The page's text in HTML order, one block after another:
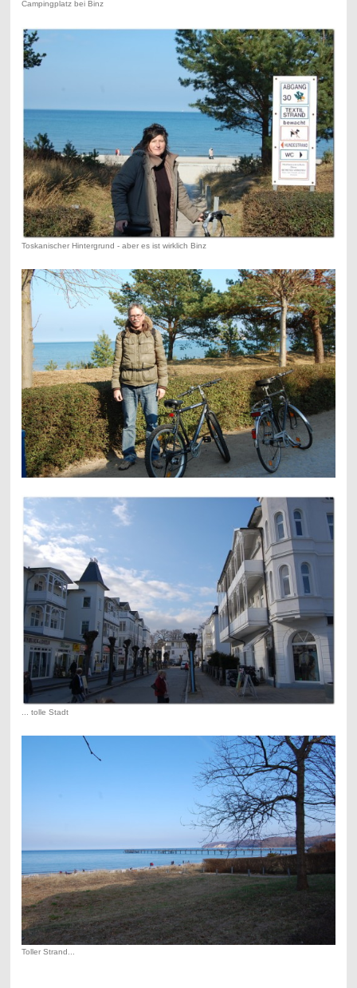
Campingplatz bei Binz
Toskanischer Hintergrund - aber es ist wirklich Binz
... tolle Stadt
Toller Strand...